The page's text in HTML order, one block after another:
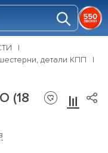
детали КПП
(18